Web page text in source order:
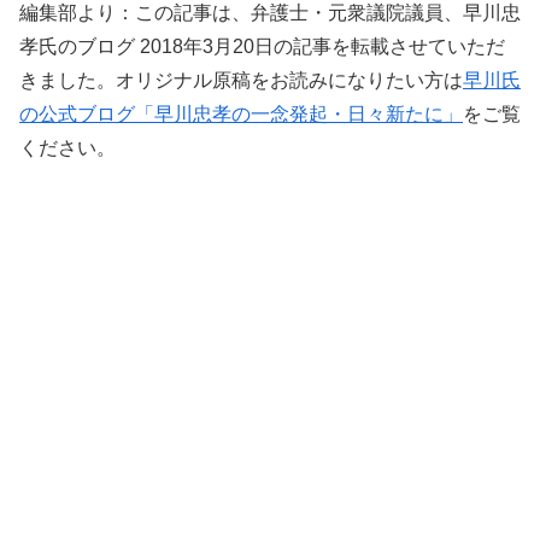
編集部より：この記事は、弁護士・元衆議院議員、早川忠
孝氏のブログ 2018年3月20日の記事を転載させていただ
きました。オリジナル原稿をお読みになりたい方は早川氏
の公式ブログ「早川忠孝の一念発起・日々新たに」
をご覧
ください。